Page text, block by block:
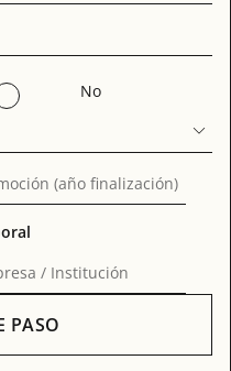
No
(año finalización)
/ Institución
PASO